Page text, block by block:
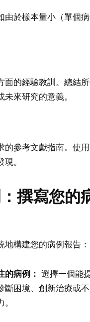
由於樣本量小（單個
面的經驗教訓。總結所
未來研究的意義。
的參考文獻指南。使
。
撰寫您的
地構建您的病例報告：
的病例： 選擇一個能
斷困境、創新治療或